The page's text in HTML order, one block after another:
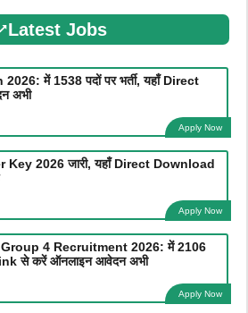
Latest Jobs
में 1538 पदों पर भर्ती, यहाँ Direct
अभी
Apply Now
2026 जारी, यहाँ Direct Download
Apply Now
4 Recruitment 2026: में 2106
से करें ऑनलाइन आवेदन अभी
Apply Now